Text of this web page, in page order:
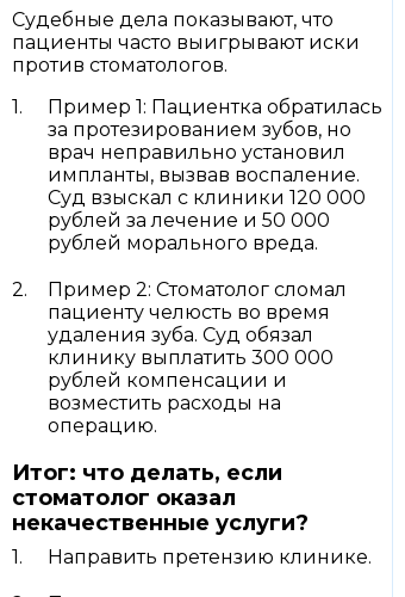
Судебные дела показывают, что
пациенты часто выигрывают иски
против стоматологов.
Пример 1: Пациентка обратилась
за протезированием зубов, но
врач неправильно установил
импланты, вызвав воспаление.
Суд взыскал с клиники 120 000
рублей за лечение и 50 000
рублей морального вреда.
Пример 2: Стоматолог сломал
пациенту челюсть во время
удаления зуба. Суд обязал
клинику выплатить 300 000
рублей компенсации и
возместить расходы на
операцию.
Итог: что делать, если
стоматолог оказал
некачественные услуги?
Направить претензию клинике.